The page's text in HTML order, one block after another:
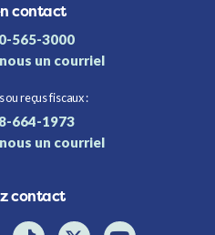
contact
565-3000
un courriel
ou reçus fiscaux :
664-1973
un courriel
contact